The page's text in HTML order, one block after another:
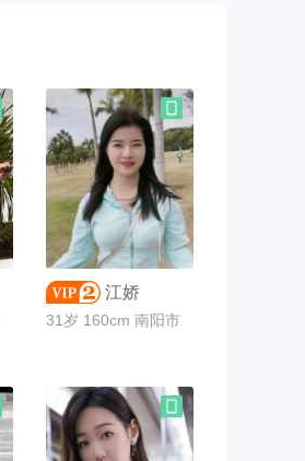
联系TA
江娇
31岁 160cm 南阳市